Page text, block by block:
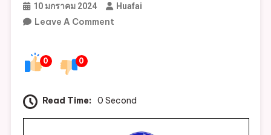
10 มกราคม 2024 Huafai
Leave A CommentOn
ภายใน
0 0
Read Time: 0 Second